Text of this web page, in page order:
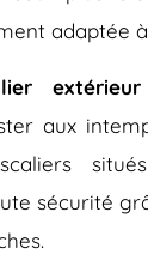
adaptée à
extérieur
aux
sécurité